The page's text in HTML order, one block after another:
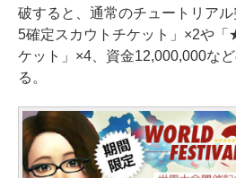
破すると、通常のチュートリア
5確定スカウトチケット」×2や
ケット」×4、資金12,000,000な
る。